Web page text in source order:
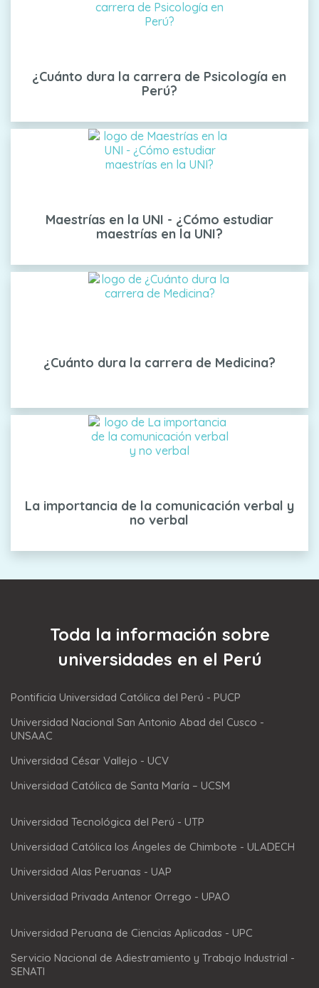
¿Cuánto dura la carrera de Psicología en
Perú?
Maestrías en la UNI - ¿Cómo estudiar
maestrías en la UNI?
¿Cuánto dura la carrera de Medicina?
La importancia de la comunicación verbal y
no verbal
Toda la información sobre
universidades en el Perú
Pontificia Universidad Católica del Perú - PUCP
Universidad Nacional San Antonio Abad del Cusco -
UNSAAC
Universidad César Vallejo - UCV
Universidad Católica de Santa María – UCSM
Universidad Tecnológica del Perú - UTP
Universidad Católica los Ángeles de Chimbote - ULADECH
Universidad Alas Peruanas - UAP
Universidad Privada Antenor Orrego - UPAO
Universidad Peruana de Ciencias Aplicadas - UPC
Servicio Nacional de Adiestramiento y Trabajo Industrial -
SENATI